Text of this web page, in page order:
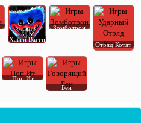
Хагги Вагги
Зомботрон
Отряд Котят
Поп Ит
Бен